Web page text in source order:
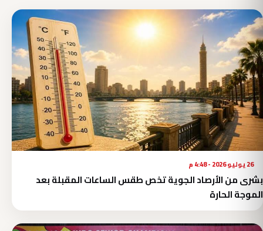
26 يوليو 2026 - 4:48 م
بشرى من الأرصاد الجوية تخص طقس الساعات المقبلة بعد
الموجة الحارة